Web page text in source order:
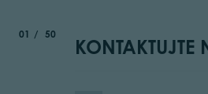
aria.slide_indicator.prefix
01 of
50
KONTAKTUJTE